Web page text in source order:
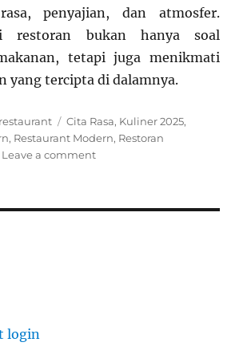
penyajian, dan atmosfer.
restoran bukan hanya soal
tetapi juga menikmati
yang tercipta di dalamnya.
Categories
restaurant Tags
Cita Rasa, Kuliner 2025,
, Restaurant Modern, Restoran
Leave a commenton
login